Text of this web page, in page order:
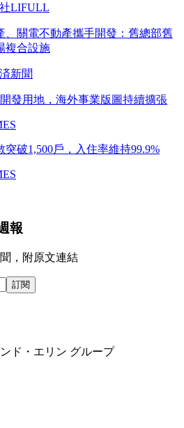
LIFULL
、關電不動產攜手開發：舊總部舊
複合設施
新聞
發用地，海外事業版圖持續擴張
破1,500戶，入住率維持99.9%
報
，附原文連結
訂閱
ド・エリン グループ